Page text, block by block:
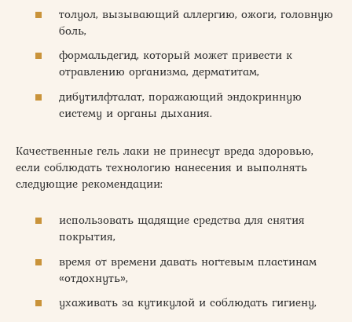
толуол, вызывающий аллергию, ожоги, головную
боль,
формальдегид, который может привести к
отравлению организма, дерматитам,
дибутилфталат, поражающий эндокринную
систему и органы дыхания.
Качественные гель лаки не принесут вреда здоровью,
если соблюдать технологию нанесения и выполнять
следующие рекомендации:
использовать щадящие средства для снятия
покрытия,
время от времени давать ногтевым пластинам
«отдохнуть»,
ухаживать за кутикулой и соблюдать гигиену,